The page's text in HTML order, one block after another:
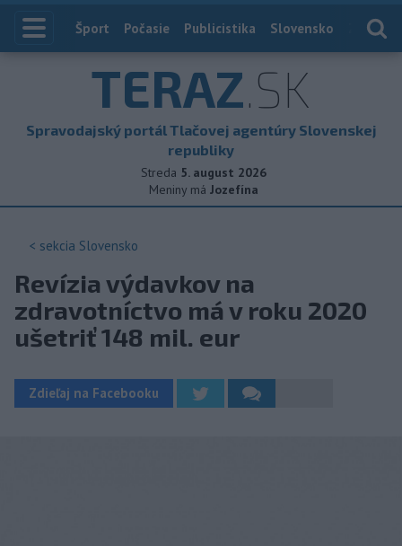
Index
Šport Počasie Publicistika Slovensko
TERAZ.SK
Spravodajský portál Tlačovej agentúry Slovenskej
republiky
Streda 5. august 2026
Meniny má Jozefína
< sekcia Slovensko
Revízia výdavkov na
zdravotníctvo má v roku 2020
ušetriť 148 mil. eur
Zdieľaj na Facebooku